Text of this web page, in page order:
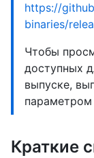
https://
binaries/
Чтобы
доступных
выпуске,
Краткие